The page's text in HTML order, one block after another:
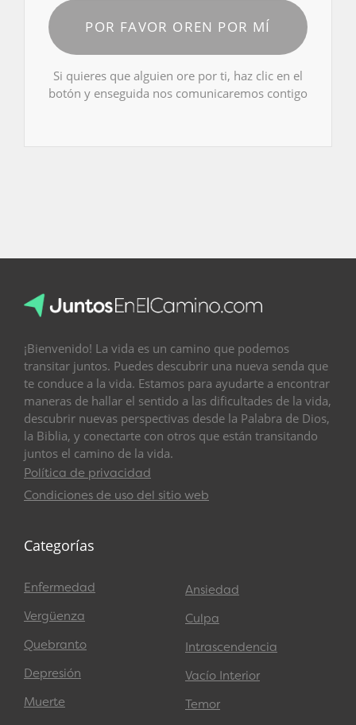
POR FAVOR OREN POR MÍ
Si quieres que alguien ore por ti, haz clic en el
botón y enseguida nos comunicaremos contigo
¡Bienvenido! La vida es un camino que podemos
transitar juntos. Puedes descubrir una nueva senda que
te conduce a la vida. Estamos para ayudarte a encontrar
maneras de hallar el sentido a las dificultades de la vida,
descubrir nuevas perspectivas desde la Palabra de Dios,
la Biblia, y conectarte con otros que están transitando
juntos el camino de la vida.
Política de privacidad
Condiciones de uso del sitio web
Categorías
Enfermedad
Vergüenza
Quebranto
Depresión
Muerte
Ansiedad
Culpa
Intrascendencia
Vacío Interior
Temor